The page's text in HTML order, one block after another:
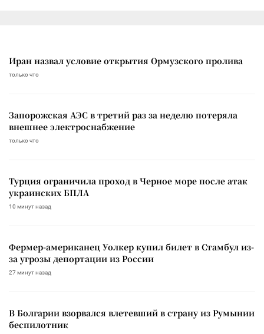
Иран назвал условие открытия Ормузского пролива
только что
Запорожская АЭС в третий раз за неделю потеряла
внешнее электроснабжение
только что
Турция ограничила проход в Черное море после атак
украинских БПЛА
10 минут назад
Фермер-американец Уолкер купил билет в Стамбул из-
за угрозы депортации из России
27 минут назад
В Болгарии взорвался влетевший в страну из Румынии
беспилотник